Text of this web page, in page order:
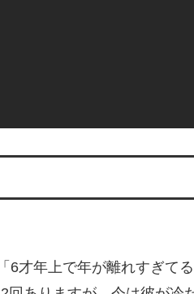
6才年上で年が離れすぎて